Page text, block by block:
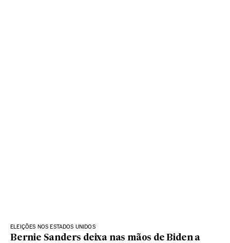
ELEIÇÕES NOS ESTADOS UNIDOS
Bernie Sanders deixa nas mãos de Biden a